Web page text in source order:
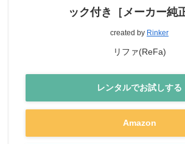
ック付き［メーカー純
created by Rinker
リファ(ReFa)
レンタルでお試しする
Amazon